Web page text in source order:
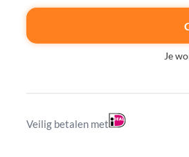
Je
Veilig betalen met